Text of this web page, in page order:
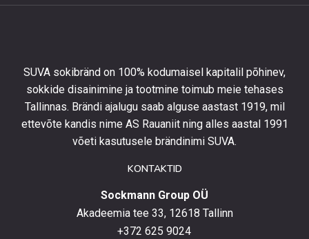
kursis
uusimate
toodetega,
eripakkumistega
SUVA sokibränd on 100% kodumaisel kapitalil põhinev,
sokkide disainimine ja tootmine toimub meie tehases
Tallinnas. Brändi ajalugu saab alguse aastast 1919, mil
ettevõte kandis nime AS Rauaniit ning alles aastal 1991
võeti kasutusele brändinimi SUVA.
KONTAKTID
Sockmann Group OÜ
Akadeemia tee 33, 12618 Tallinn
+372 625 9024